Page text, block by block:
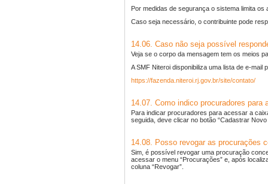
Por medidas de segurança o sistema limita
Caso seja necessário, o contribuinte pode
14.06. Caso não seja possível
Veja se o corpo da mensagem tem os meios
A SMF Niteroi disponibiliza uma lista de e-
https://fazenda.niteroi.rj.gov.br/site/contato/
14.07. Como indico procuradores
Para indicar procuradores para acessar a
seguida, deve clicar no botão “Cadastrar
14.08. Posso revogar as procurações
Sim, é possível revogar uma procuração
acessar o menu “Procurações” e, após
coluna “Revogar”.